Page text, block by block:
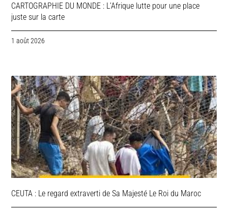
CARTOGRAPHIE DU MONDE : L’Afrique lutte pour une place
juste sur la carte
1 août 2026
CEUTA : Le regard extraverti de Sa Majesté Le Roi du Maroc